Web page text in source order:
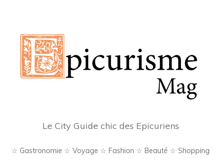
Le City Guide chic des Epicuriens
☆ Gastronomie ☆ Voyage ☆ Fashion ☆ Beauté ☆ Shopping